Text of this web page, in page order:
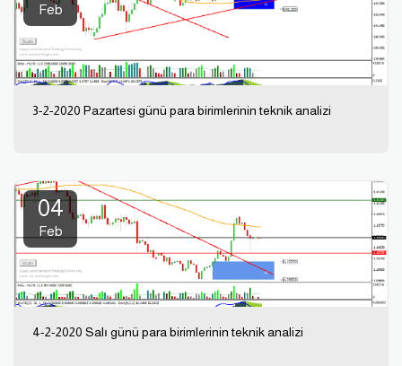
Feb
3-2-2020 Pazartesi günü para birimlerinin teknik analizi
04
Feb
4-2-2020 Salı günü para birimlerinin teknik analizi